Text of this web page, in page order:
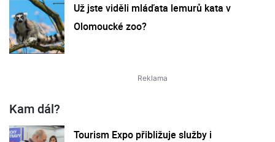
Už jste viděli mláďata lemurů kata v
Olomoucké zoo?
Kam dál?
Tourism Expo přibližuje služby i